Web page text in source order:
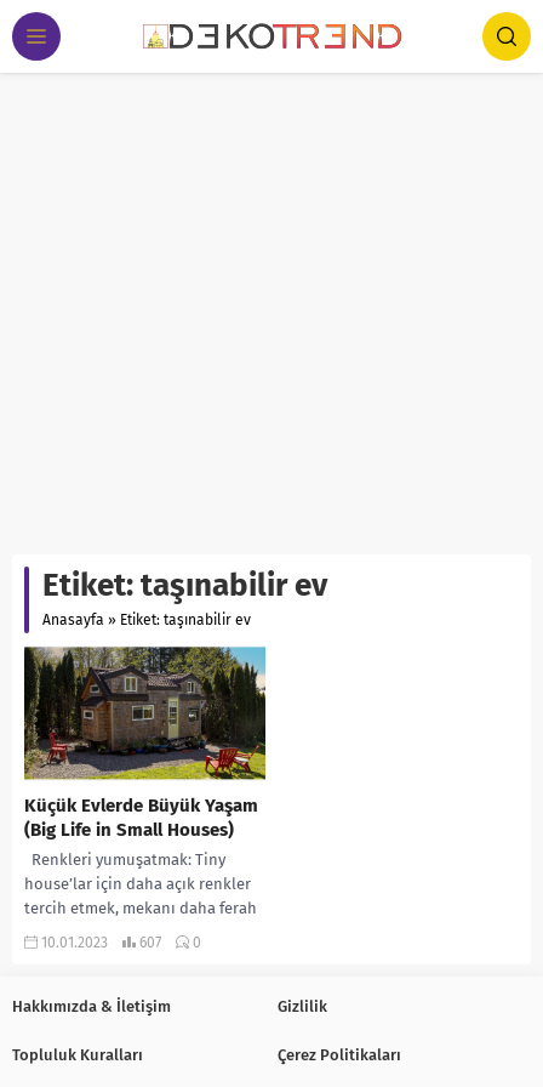
Etiket:taşınabilir ev
Anasayfa » Etiket: taşınabilir ev
Küçük Evlerde Büyük Yaşam
(Big Life in Small Houses)
Renkleri yumuşatmak: Tiny
house’lar için daha açık renkler
tercih etmek, mekanı daha ferah
ve geniş gösterir. Yer
10.01.2023 607 0
Hakkımızda & İletişim Gizlilik
Topluluk Kuralları Çerez Politikaları